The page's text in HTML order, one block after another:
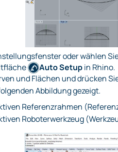
oder wählen
Auto Setupin Rhino.
und Flächen und drücken
Abbildung gezeigt.
Referenzrahmen
Roboterwerkzeug